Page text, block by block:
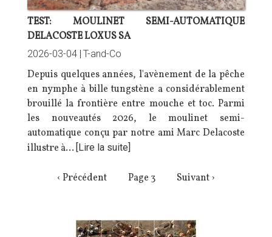
TEST: MOULINET SEMI-AUTOMATIQUE
DELACOSTE LOXUS SA
2026-03-04 | T-and-Co
Depuis quelques années, l'avènement de la pêche
en nymphe à bille tungstène a considérablement
brouillé la frontière entre mouche et toc. Parmi
les nouveautés 2026, le moulinet semi-
automatique conçu par notre ami Marc Delacoste
illustre à… [Lire la suite]
PAGINATION
Page
‹ Précédent Page 3
Page
Suivant ›